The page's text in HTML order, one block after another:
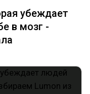
убеждает
в мозг -